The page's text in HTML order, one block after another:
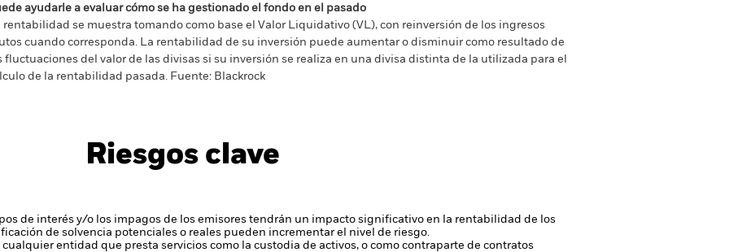
ayudarle a evaluar cómo se ha gestionado el fondo en el pasado
rentabilidad se muestra tomando como base el Valor Liquidativo (VL), con reinversión de los ingresos
cuando corresponda. La rentabilidad de su inversión puede aumentar o disminuir como resultado de
fluctuaciones del valor de las divisas si su inversión se realiza en una divisa distinta de la utilizada para el
de la rentabilidad pasada. Fuente: Blackrock
Riesgos clave
de interés y/o los impagos de los emisores tendrán un impacto significativo en la rentabilidad de los
de solvencia potenciales o reales pueden incrementar el nivel de riesgo.
entidad que presta servicios como la custodia de activos, o como contraparte de contratos